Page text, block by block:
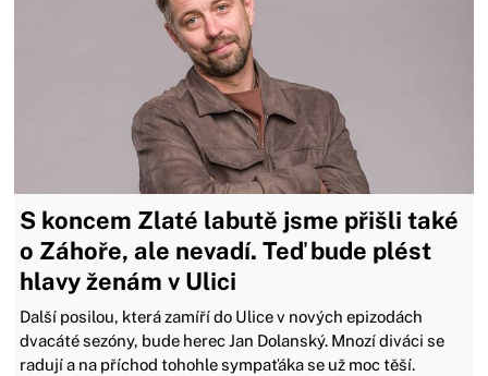
S koncem Zlaté labutě jsme přišli také
o Záhoře, ale nevadí. Teď bude plést
hlavy ženám v Ulici
Další posilou, která zamíří do Ulice v nových epizodách
dvacáté sezóny, bude herec Jan Dolanský. Mnozí diváci se
radují a na příchod tohohle sympaťáka se už moc těší.